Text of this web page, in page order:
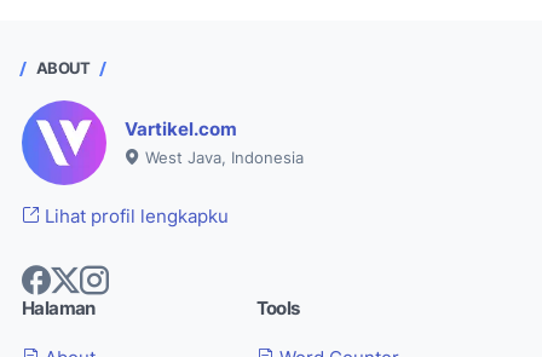
ABOUT
Vartikel.com
West Java, Indonesia
Lihat profil lengkapku
Halaman Tools